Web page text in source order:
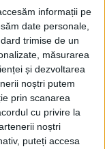
informații pe
date personale,
trimise de un
măsurarea
și dezvoltarea
noștri putem
prin scanarea
cu privire la
noștri
puteți accesa